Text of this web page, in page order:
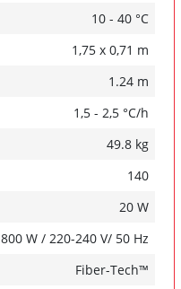
10 - 40 °C
1,75 x 0,71 m
1.24 m
1,5 - 2,5 °C/h
49.8 kg
140
20 W
800 W / 220-240 V/ 50 Hz
Fiber-Tech™